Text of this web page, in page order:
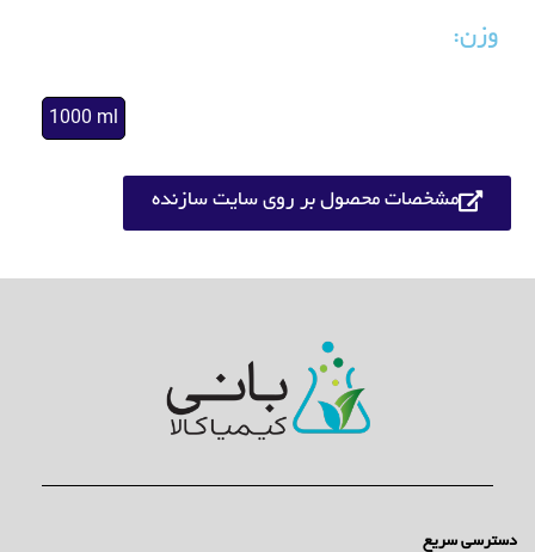
وزن:
1000 ml
مشخصات محصول بر روی سایت سازنده
دسترسی سریع